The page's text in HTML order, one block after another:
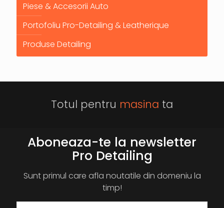
Piese & Accesorii Auto
Portofoliu Pro-Detailing & Leatherique
Produse Detailing
Totul pentru masina ta
Aboneaza-te la newsletter
Pro Detailing
Sunt primul care afla noutatile din domeniu la
timp!